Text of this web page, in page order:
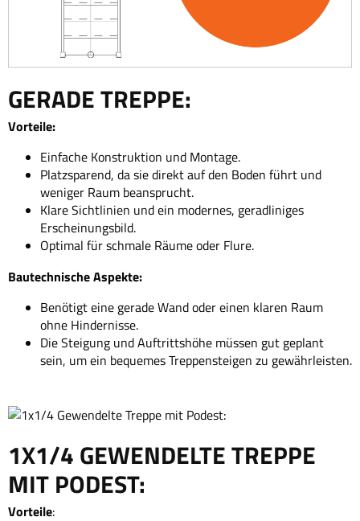
GERADE TREPPE:
Vorteile:
Einfache Konstruktion und Montage.
Platzsparend, da sie direkt auf den Boden führt und
weniger Raum beansprucht.
Klare Sichtlinien und ein modernes, geradliniges
Erscheinungsbild.
Optimal für schmale Räume oder Flure.
Bautechnische Aspekte:
Benötigt eine gerade Wand oder einen klaren Raum
ohne Hindernisse.
Die Steigung und Auftrittshöhe müssen gut geplant
sein, um ein bequemes Treppensteigen zu gewährleisten.
1X1/4 GEWENDELTE TREPPE
MIT PODEST:
Vorteile: